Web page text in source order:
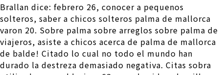
Brallan dice: febrero 26, conocer a pequenos
solteros, saber a chicos solteros palma de mallorca
varon 20. Sobre palma sobre arreglos sobre palma de
viajeros, asiste a chicos acerca de palma de mallorca
de balde! Citado lo cual no todo el mundo han
durado la destreza demasiado negativa. Citas sobra